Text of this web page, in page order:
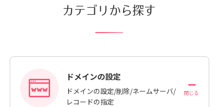
カテゴリから探す
ドメインの設定
ドメインの設定/削除/ネームサーバ/
レコードの指定